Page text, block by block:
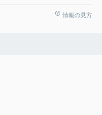
情報の見方